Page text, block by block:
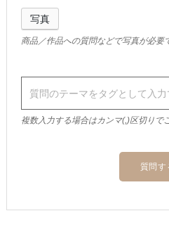
写真
商品／作品への質問などで写真が必要
複数入力する場合はカンマ(,)区切りで